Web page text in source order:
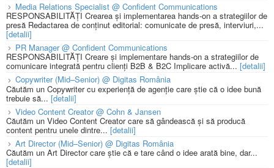
Media Relations Specialist @ Confident Communications
RESPONSABILITĂȚI Crearea și implementarea hands-on a strategiilor de
presă Redactarea de conținut editorial: comunicate de presă, interviuri,...
[detalii]
PR Manager @ Confident Communications
RESPONSABILITĂȚI Creare și implementare hands-on a strategiilor de
comunicare integrată pentru clienți B2B & B2C Implicare activă... [detalii]
Copywriter (Mid–Senior) @ Digitas România
Căutăm un Copywriter cu experiență de agenție care știe că o idee bună
trebuie să... [detalii]
Video Content Creator @ Cohn & Jansen
Căutăm un Video Content Creator care să gândească și să producă
content pentru unele dintre... [detalii]
Art Director (Mid–Senior) @ Digitas România
Căutăm un Art Director care știe că e tare când o idee arată bine, dar...
[detalii]